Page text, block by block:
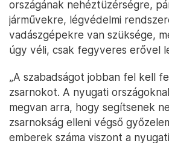
országának nehéztüzérségre,
járművekre, légvédelmi
vadászgépekre van szüksége,
úgy véli, csak fegyveres erővel
„A szabadságot jobban fel kell
zsarnokot. A nyugati
megvan arra, hogy segítsenek
zsarnokság elleni végső
emberek száma viszont a